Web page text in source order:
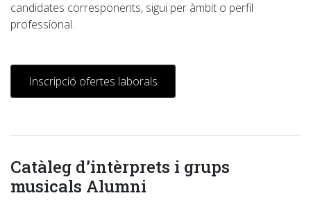
candidates corresponents, sigui per àmbit o perfil
professional.
Inscripció ofertes laborals
Catàleg d’intèrprets i grups
musicals Alumni